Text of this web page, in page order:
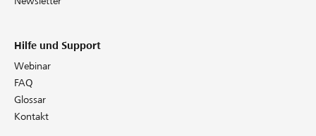
Hilfe und Support
Webinar
FAQ
Glossar
Kontakt